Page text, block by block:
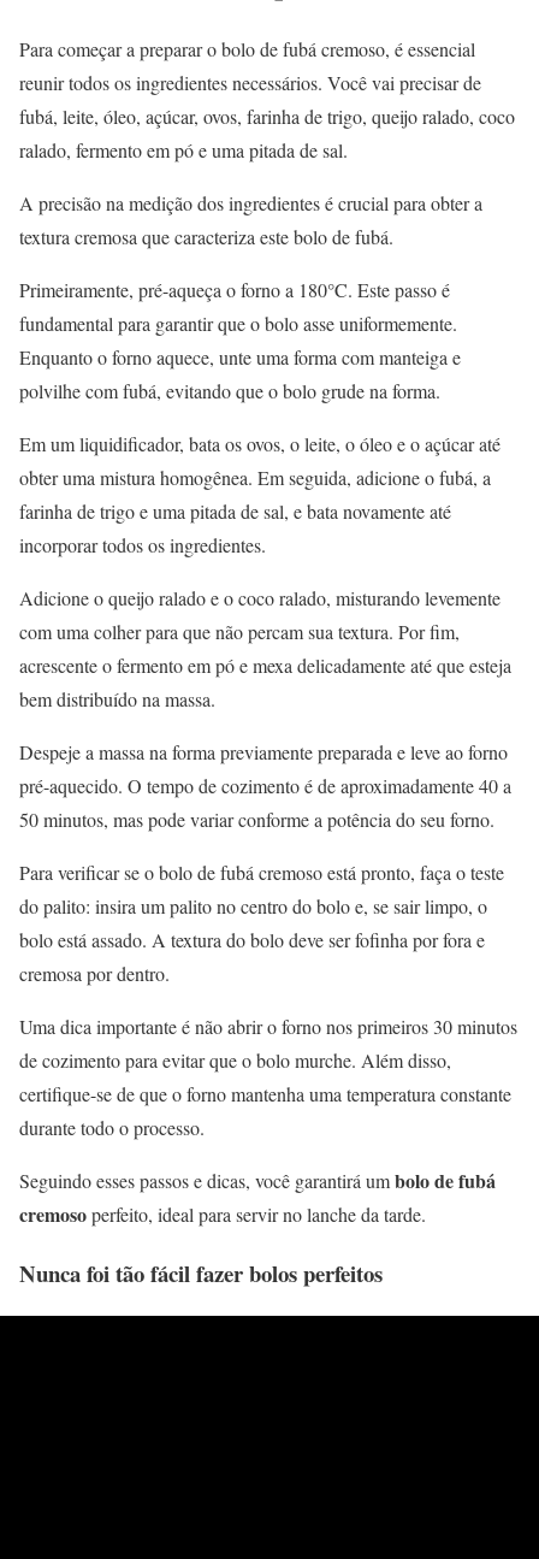
Para começar a preparar o bolo de fubá cremoso, é essencial
reunir todos os ingredientes necessários. Você vai precisar de
fubá, leite, óleo, açúcar, ovos, farinha de trigo, queijo ralado, coco
ralado, fermento em pó e uma pitada de sal.
A precisão na medição dos ingredientes é crucial para obter a
textura cremosa que caracteriza este bolo de fubá.
Primeiramente, pré-aqueça o forno a 180°C. Este passo é
fundamental para garantir que o bolo asse uniformemente.
Enquanto o forno aquece, unte uma forma com manteiga e
polvilhe com fubá, evitando que o bolo grude na forma.
Em um liquidificador, bata os ovos, o leite, o óleo e o açúcar até
obter uma mistura homogênea. Em seguida, adicione o fubá, a
farinha de trigo e uma pitada de sal, e bata novamente até
incorporar todos os ingredientes.
Adicione o queijo ralado e o coco ralado, misturando levemente
com uma colher para que não percam sua textura. Por fim,
acrescente o fermento em pó e mexa delicadamente até que esteja
bem distribuído na massa.
Despeje a massa na forma previamente preparada e leve ao forno
pré-aquecido. O tempo de cozimento é de aproximadamente 40 a
50 minutos, mas pode variar conforme a potência do seu forno.
Para verificar se o bolo de fubá cremoso está pronto, faça o teste
do palito: insira um palito no centro do bolo e, se sair limpo, o
bolo está assado. A textura do bolo deve ser fofinha por fora e
cremosa por dentro.
Uma dica importante é não abrir o forno nos primeiros 30 minutos
de cozimento para evitar que o bolo murche. Além disso,
certifique-se de que o forno mantenha uma temperatura constante
durante todo o processo.
Seguindo esses passos e dicas, você garantirá umbolo de fubá
cremosoperfeito, ideal para servir no lanche da tarde.
Nunca foi tão fácil fazer bolos perfeitos